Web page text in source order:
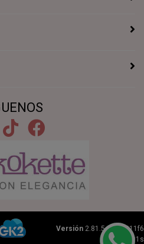
Versión2.81.5+1b46211f6
0.2201s